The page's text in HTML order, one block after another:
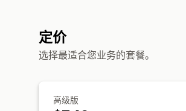
定价
选择最适合您业务的套餐。
高级版